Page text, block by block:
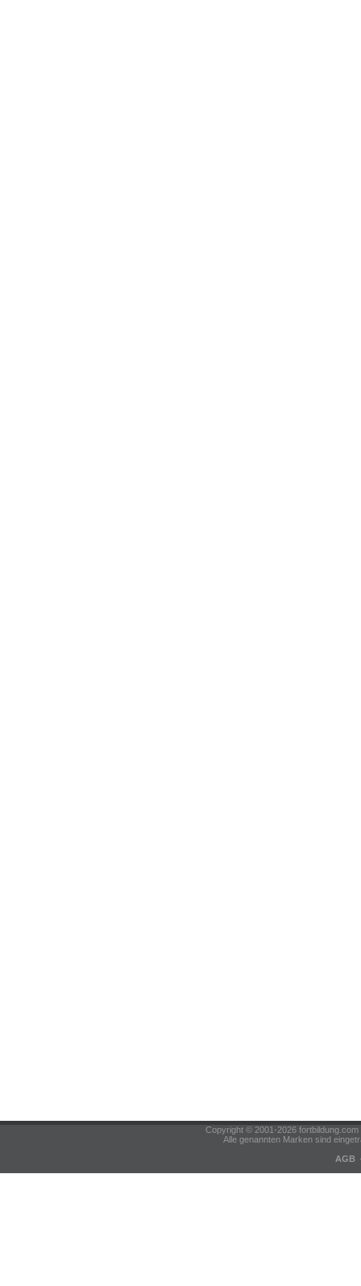
Copyright © 2001-2026
Alle genannten Marken sind
AGB